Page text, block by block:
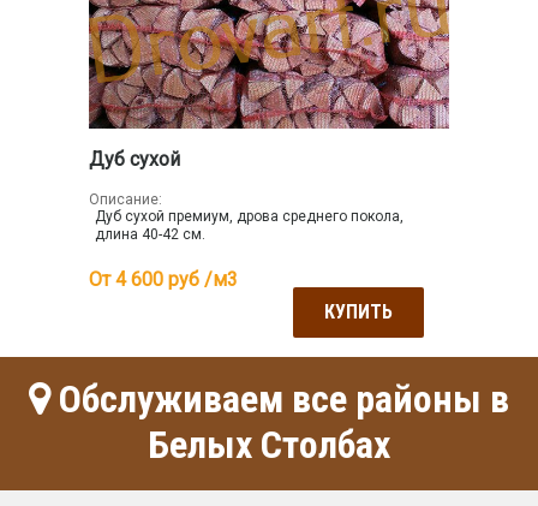
Дуб сухой
Описание:
Дуб сухой премиум, дрова среднего покола,
длина 40-42 см.
От 4 600 руб /м3
КУПИТЬ
Обслуживаем все районы в
Белых Столбах